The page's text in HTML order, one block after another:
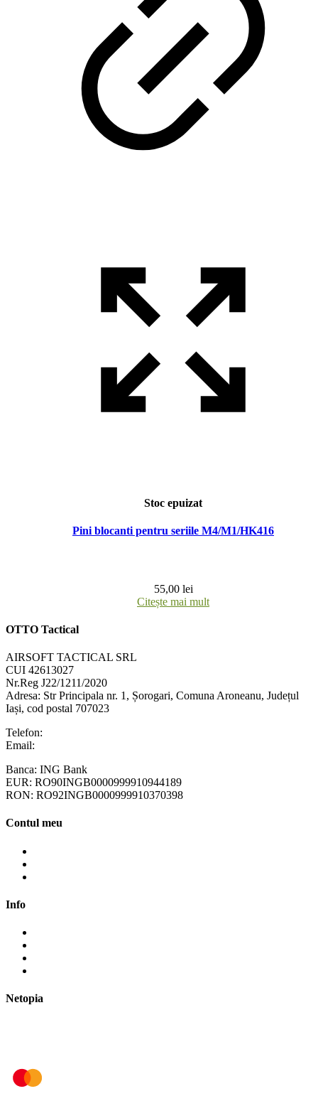
Stoc epuizat
Pini blocanti pentru seriile M4/M1/HK416
55,00 lei
Citește mai mult
OTTO Tactical
AIRSOFT TACTICAL SRL
CUI 42613027
Nr.Reg J22/1211/2020
Adresa: Str Principala nr. 1 , Șorogari, Comuna Aroneanu, Județul
Iași, cod postal 707023
Telefon:
Email:
Banca: ING Bank
EUR: RO90INGB0000999910944189
RON: RO92INGB0000999910370398
Contul meu
Info
Netopia